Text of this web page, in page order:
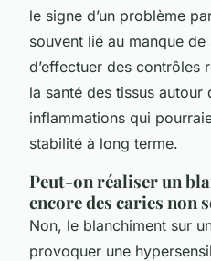
le signe d’un problème
souvent lié au manque
d’effectuer des contrôles
la santé des tissus autour
inflammations qui
stabilité à long terme.
Peut-on réaliser un
encore des caries non
Non, le blanchiment sur
provoquer une